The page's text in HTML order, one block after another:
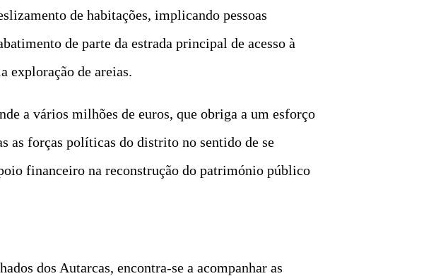
de habitações, implicando pessoas
de parte da estrada principal de acesso à
exploração de areias.
a vários milhões de euros, que obriga a um esforço
as forças políticas do distrito no sentido de se
financeiro na reconstrução do património público
dos Autarcas, encontra-se a acompanhar as